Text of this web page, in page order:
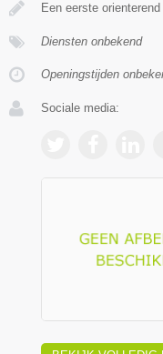
Een eerste
Diensten onbekend
Openingstijden
Sociale media: